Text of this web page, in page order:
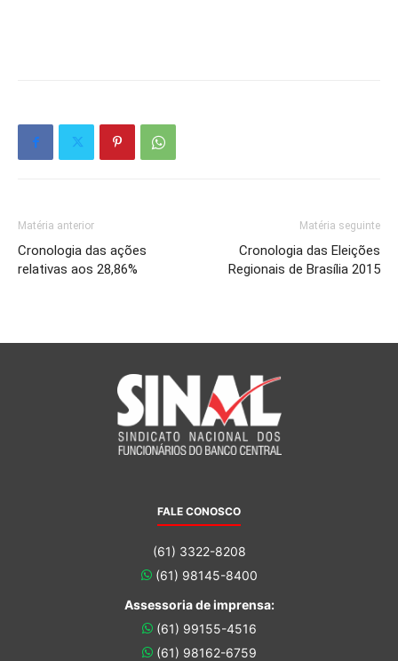
Matéria anterior
Cronologia das ações
relativas aos 28,86%
Matéria seguinte
Cronologia das Eleições
Regionais de Brasília 2015
FALE CONOSCO
(61) 3322-8208
(61) 98145-8400
Assessoria de imprensa:
(61) 99155-4516
(61) 98162-6759